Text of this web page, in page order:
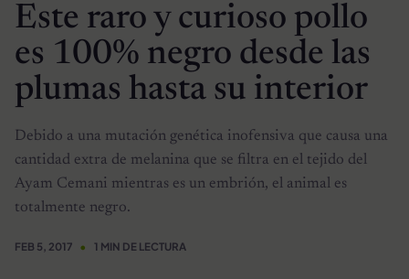
Este raro y curioso pollo
es 100% negro desde las
plumas hasta su interior
Debido a una mutación genética inofensiva que causa una
cantidad extra de melanina que se filtra en el tejido del
Ayam Cemani mientras es un embrión, el animal es
totalmente negro.
FEB 5, 2017 1 MIN DE LECTURA